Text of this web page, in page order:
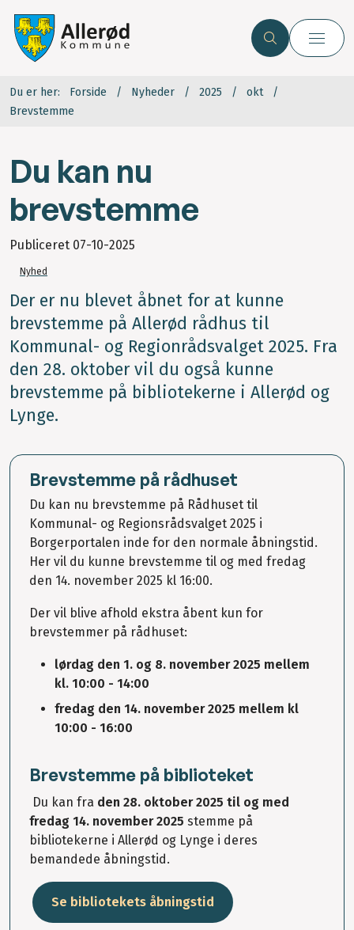
Du er her: Forside Nyheder 2025
okt
Brevstemme
Du kan nu
brevstemme
Publiceret 07-10-2025
Nyhed
Der er nu blevet åbnet for at kunne
brevstemme på Allerød rådhus til
Kommunal- og Regionrådsvalget 2025. Fra
den 28. oktober vil du også kunne
brevstemme på bibliotekerne i Allerød og
Lynge.
Brevstemme på rådhuset
Du kan nu brevstemme på Rådhuset til
Kommunal- og Regionsrådsvalget 2025 i
Borgerportalen inde for den normale åbningstid.
Her vil du kunne brevstemme til og med fredag
den 14. november 2025 kl 16:00.
Der vil blive afhold ekstra åbent kun for
brevstemmer på rådhuset:
lørdag den 1. og 8. november 2025 mellem
kl. 10:00 - 14:00
fredag den 14. november 2025 mellem kl
10:00 - 16:00
Brevstemme på biblioteket
Du kan fra den 28. oktober 2025 til og med
fredag 14. november 2025 stemme på
bibliotekerne i Allerød og Lynge i deres
bemandede åbningstid.
Se bibliotekets åbningstid